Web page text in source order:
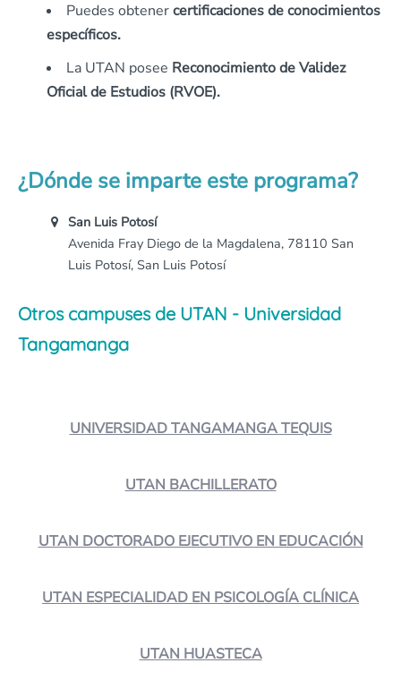
Puedes obtenercertificaciones de conocimientos
específicos.
La UTAN posee Reconocimiento de Validez
Oficial de Estudios (RVOE).
¿Dónde se imparte este programa?
San Luis Potosí
Avenida Fray Diego de la Magdalena, 78110 San
Luis Potosí, San Luis Potosí
Otros campuses de UTAN - Universidad
Tangamanga
UNIVERSIDAD TANGAMANGA TEQUIS
UTAN BACHILLERATO
UTAN DOCTORADO EJECUTIVO EN EDUCACIÓN
UTAN ESPECIALIDAD EN PSICOLOGÍA CLÍNICA
UTAN HUASTECA